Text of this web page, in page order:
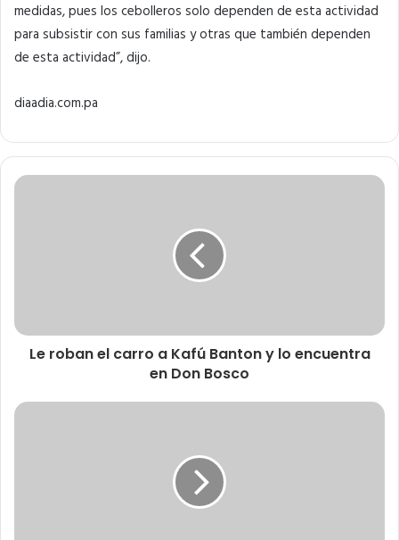
medidas, pues los cebolleros solo dependen de esta actividad
para subsistir con sus familias y otras que también dependen
de esta actividad”, dijo.
diaadia.com.pa
Le roban el carro a Kafú Banton y lo encuentra
en Don Bosco